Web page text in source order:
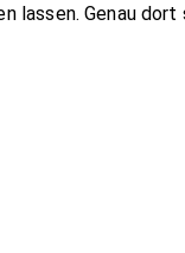
lassen. Genau